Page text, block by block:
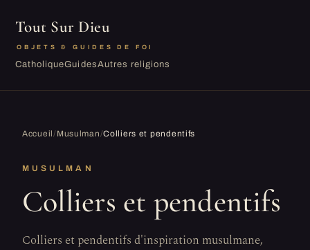
Tout Sur Dieu
OBJETS & GUIDES DE FOI
CatholiqueGuidesAutres religions
Accueil/ Musulman/Colliers et pendentifs
MUSULMAN
Colliers et pendentifs
Colliers et pendentifs d'inspiration musulmane,